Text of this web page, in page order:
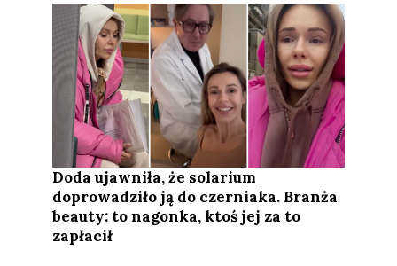
Doda ujawniła, że solarium
doprowadziło ją do czerniaka. Branża
beauty: to nagonka, ktoś jej za to
zapłacił